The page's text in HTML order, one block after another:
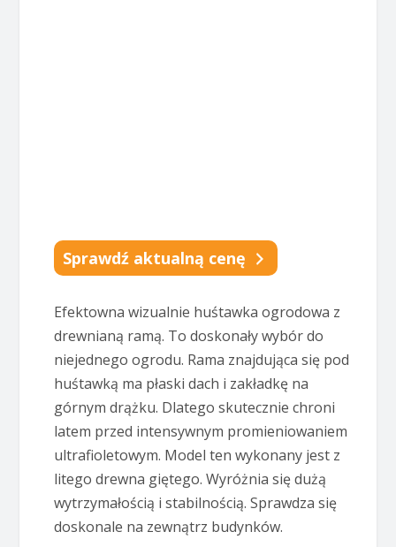
Sprawdź aktualną cenę
Efektowna wizualnie huśtawka ogrodowa z
drewnianą ramą. To doskonały wybór do
niejednego ogrodu. Rama znajdująca się pod
huśtawką ma płaski dach i zakładkę na
górnym drążku. Dlatego skutecznie chroni
latem przed intensywnym promieniowaniem
ultrafioletowym. Model ten wykonany jest z
litego drewna giętego. Wyróżnia się dużą
wytrzymałością i stabilnością. Sprawdza się
doskonale na zewnątrz budynków.